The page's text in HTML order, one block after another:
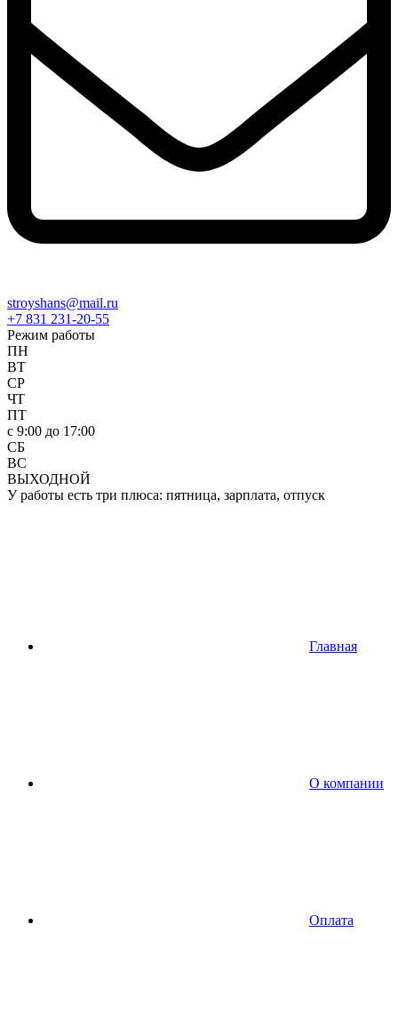
stroyshans@mail.ru
+7 831 231-20-55
Режим работы
ПН
ВТ
СР
ЧТ
ПТ
c 9:00 до 17:00
СБ
ВС
ВЫХОДНОЙ
У работы есть три плюса: пятница, зарплата, отпуск
Главная
О компании
Оплата